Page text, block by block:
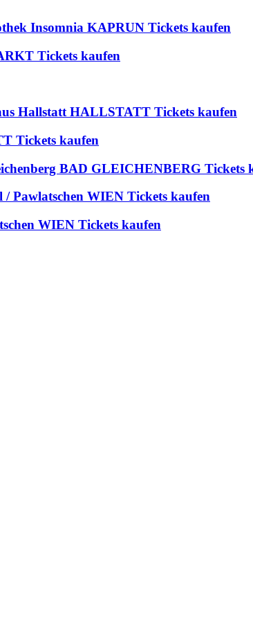
Insomnia KAPRUN Tickets kaufen
Tickets kaufen
Hallstatt HALLSTATT Tickets kaufen
Tickets kaufen
BAD GLEICHENBERG Tickets
Pawlatschen WIEN Tickets kaufen
WIEN Tickets kaufen